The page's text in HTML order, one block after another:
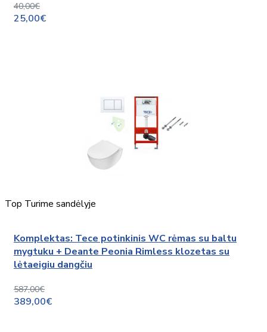
40,00€
25,00€
Top Turime sandėlyje
Komplektas: Tece potinkinis WC rėmas su baltu
mygtuku + Deante Peonia Rimless klozetas su
lėtaeigiu dangčiu
587,00€
389,00€